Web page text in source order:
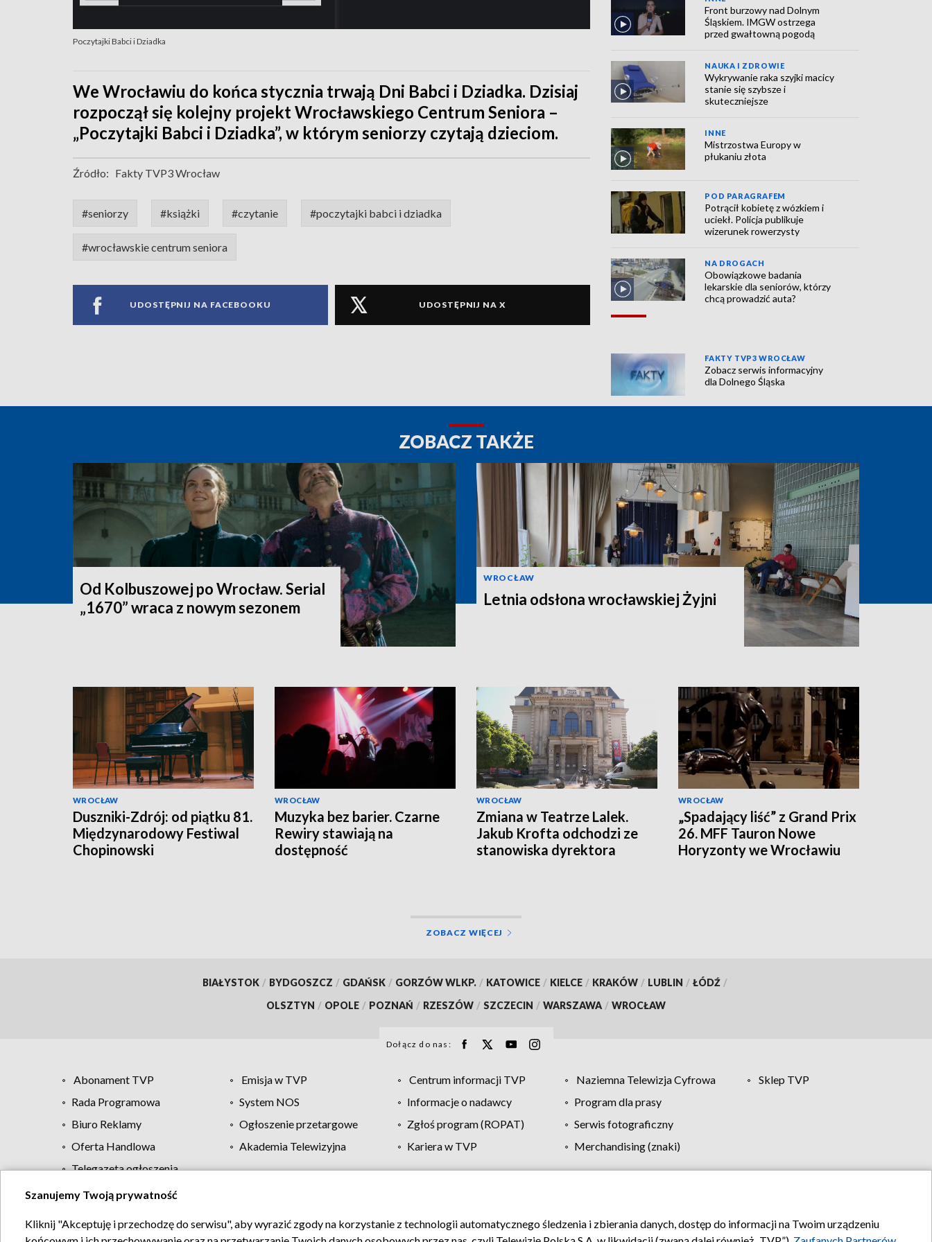
Poczytajki Babci i Dziadka
We Wrocławiu do końca stycznia trwają Dni Babci i Dziadka. Dzisiaj
rozpoczął się kolejny projekt Wrocławskiego Centrum Seniora –
„Poczytajki Babci i Dziadka”, w którym seniorzy czytają dzieciom.
Źródło: Fakty TVP3 Wrocław
#seniorzy #książki #czytanie #poczytajki babci i dziadka
#wrocławskie centrum seniora
UDOSTĘPNIJ NA FACEBOOKU UDOSTĘPNIJ NA X
Front burzowy nad Dolnym
Śląskiem. IMGW ostrzega
przed gwałtowną pogodą
NAUKA I ZDROWIE
Wykrywanie raka szyjki macicy
stanie się szybsze i
skuteczniejsze
INNE
Mistrzostwa Europy w
płukaniu złota
POD PARAGRAFEM
Potrącił kobietę z wózkiem i
uciekł. Policja publikuje
wizerunek rowerzysty
NA DROGACH
Obowiązkowe badania
lekarskie dla seniorów, którzy
chcą prowadzić auta?
FAKTY TVP3 WROCŁAW
Zobacz serwis informacyjny
dla Dolnego Śląska
ZOBACZ TAKŻE
Od Kolbuszowej po Wrocław. Serial
„1670” wraca z nowym sezonem
WROCŁAW
Letnia odsłona wrocławskiej Żyjni
WROCŁAW
Duszniki-Zdrój: od piątku 81.
Międzynarodowy Festiwal
Chopinowski
WROCŁAW
Muzyka bez barier. Czarne
Rewiry stawiają na
dostępność
WROCŁAW
Zmiana w Teatrze Lalek.
Jakub Krofta odchodzi ze
stanowiska dyrektora
WROCŁAW
„Spadający liść” z Grand Prix
26. MFF Tauron Nowe
Horyzonty we Wrocławiu
ZOBACZ WIĘCEJ
BIAŁYSTOK / BYDGOSZCZ / GDAŃSK / GORZÓW WLKP. / KATOWICE / KIELCE / KRAKÓW / LUBLIN / ŁÓDŹ /
OLSZTYN / OPOLE / POZNAŃ / RZESZÓW / SZCZECIN / WARSZAWA / WROCŁAW
Dołącz do nas:
Abonament TVP Emisja w TVP Centrum informacji TVP Naziemna Telewizja Cyfrowa
Sklep TVP
Rada Programowa
System NOS Informacje o nadawcy
Program dla prasy
Biuro Reklamy
Ogłoszenie przetargowe Zgłoś program (ROPAT)
Serwis fotograficzny
Oferta Handlowa
Akademia Telewizyjna Kariera w TVP
Merchandising (znaki)
Telegazeta ogłoszenia
Regulamin TVP Polityka prywatności Moje zgody Pomoc Biuro reklamy Kontakt
Szanujemy Twoją prywatność
Kliknij "Akceptuję i przechodzę do serwisu", aby wyrazić zgody na korzystanie z technologii automatycznego śledzenia i zbierania danych, dostęp do informacji na Twoim urządzeniu